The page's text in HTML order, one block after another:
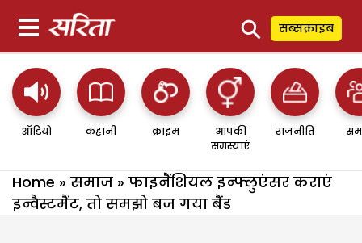
⚲ सब्सक्राइब
ऑडियो कहानी क्राइम
आपकी
समस्याएं
राजनीति
Home » समाज » फाइनैंशियल इन्फ्लुएंसर कराएं
इन्वैस्टमैंट, तो समझो बज गया बैंड